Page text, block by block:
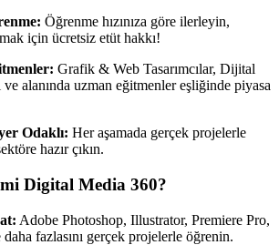
Öğrenme hızınıza göre ilerleyin,
için ücretsiz etüt hakkı!
Grafik & Web Tasarımcılar, Dijital
ve alanında uzman eğitmenler eşliğinde piyasa
Odaklı: Her aşamada gerçek projelerle
hazır çıkın.
Digital Media 360?
Adobe Photoshop, Illustrator, Premiere Pro,
fazlasını gerçek projelerle öğrenin.